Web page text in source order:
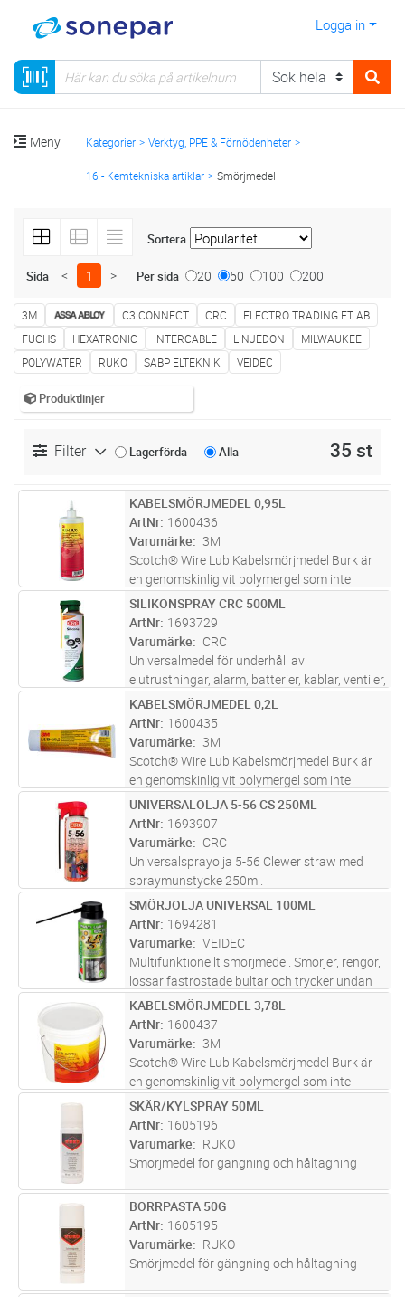
Logga in
Meny Kategorier Verktyg, PPE & Förnödenheter
16 - Kemtekniska artiklar Smörjmedel
Sortera
Sida < 1 > Per sida 20 50 100 200
3M C3 CONNECT CRC
ELECTRO TRADING ET AB
FUCHS
HEXATRONIC INTERCABLE LINJEDON
MILWAUKEE
POLYWATER
RUKO SABP ELTEKNIK VEIDEC
Produktlinjer
Filter Lagerförda Alla 35 st
ST Lägg i kundvagn
KABELSMÖRJMEDEL 0,95L
ArtNr 1600436
Varumärke
3M
Scotch® Wire Lub Kabelsmörjmedel Burk är
en genomskinlig vit polymergel som inte
förvätskas eller separeras vid varmt eller kallt
åldrande. Smörjmedlet minskar friktionen och
risken för skador på kab
ST Lägg i kundvagn
SILIKONSPRAY CRC 500ML
ArtNr 1693729
Varumärke
CRC
Universalmedel för underhåll av
elutrustningar, alarm, batterier, kablar, ventiler,
kontakter, strömbrytare, hissar, mätare etc.
m.m. Undantränger och stänger ute fukt och
ger därför ett effektivt sk
ST Lägg i kundvagn
KABELSMÖRJMEDEL 0,2L
ArtNr 1600435
Varumärke
3M
Scotch® Wire Lub Kabelsmörjmedel Burk är
en genomskinlig vit polymergel som inte
förvätskas eller separeras vid varmt eller kallt
åldrande. Smörjmedlet minskar friktionen och
risken för skador på kab
ST Lägg i kundvagn
UNIVERSALOLJA 5-56 CS 250ML
ArtNr 1693907
Varumärke
CRC
Universalsprayolja 5-56 Clewer straw med
spraymunstycke 250ml.
ST Lägg i kundvagn
SMÖRJOLJA UNIVERSAL 100ML
ArtNr 1694281
Varumärke
VEIDEC
Multifunktionellt smörjmedel. Smörjer, rengör,
lossar fastrostade bultar och trycker undan
fukt.
ST Lägg i kundvagn
KABELSMÖRJMEDEL 3,78L
ArtNr 1600437
Varumärke
3M
Scotch® Wire Lub Kabelsmörjmedel Burk är
en genomskinlig vit polymergel som inte
förvätskas eller separeras vid varmt eller kallt
åldrande. Smörjmedlet minskar friktionen och
risken för skador på kab
ST Lägg i kundvagn
SKÄR/KYLSPRAY 50ML
ArtNr 1605196
Varumärke
RUKO
Smörjmedel för gängning och håltagning
ST Lägg i kundvagn
BORRPASTA 50G
ArtNr 1605195
Varumärke
RUKO
Smörjmedel för gängning och håltagning